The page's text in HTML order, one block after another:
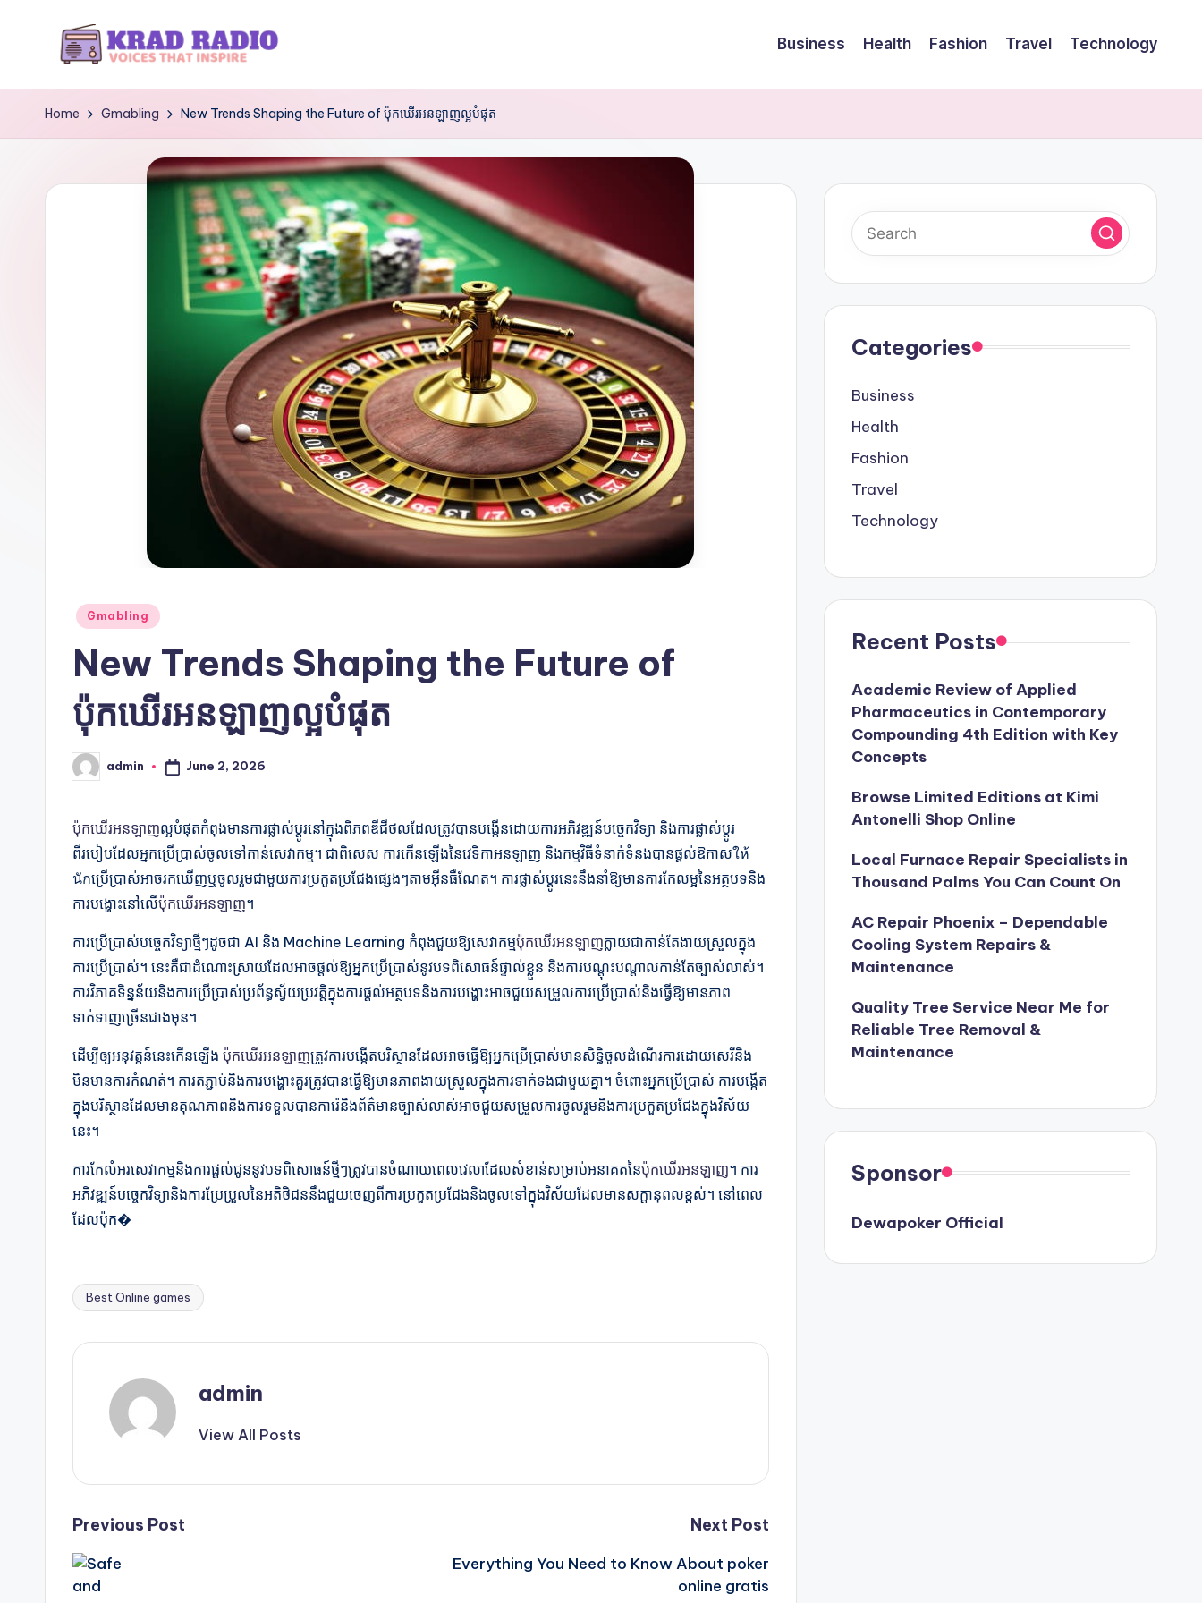
K
r
d
That
Business Health Fashion Travel Technology
Home Gmabling New Trends Shaping the Future of ប៉ុកឃើរអនឡាញល្អបំផុត
Posted
Gmabling
New Trends Shaping the Future of
ប៉ុកឃើរអនឡាញល្អបំផុត
Posted
by
admin June 2, 2026
ប៉ុកឃើរអនឡាញល្អបំផុតកំពុងមានការផ្លាស់ប្តូរនៅក្នុងពិភពឌីជីថលដែលត្រូវបានបង្កើនដោយការអភិវឌ្ឍន៍បច្ចេកវិទ្យា និងការផ្លាស់ប្តូរ
ពីរបៀបដែលអ្នកប្រើប្រាស់ចូលទៅកាន់សេវាកម្ម។ ជាពិសេស ការកើនឡើងនៃវេទិកាអនឡាញ និងកម្មវិធីទំនាក់ទំនងបានផ្តល់ឱកាសให้
นักប្រើប្រាស់អាចរកឃើញឬចូលរួមជាមួយការប្រកួតប្រជែងផ្សេងៗតាមអ៊ីនធឺណែត។ ការផ្លាស់ប្តូរនេះនឹងនាំឱ្យមានការកែលម្អនៃអត្ថបទនិង
ការបង្ហោះនៅលើប៉ុកឃើរអនឡាញ។
ការប្រើប្រាស់បច្ចេកវិទ្យាថ្មីៗដូចជា AI និង Machine Learning កំពុងជួយឱ្យសេវាកម្មប៉ុកឃើរអនឡាញក្លាយជាកាន់តែងាយស្រួលក្នុង
ការប្រើប្រាស់។ នេះគឺជាដំណោះស្រាយដែលអាចផ្តល់ឱ្យអ្នកប្រើប្រាស់នូវបទពិសោធន៍ផ្ទាល់ខ្លួន និងការបណ្តុះបណ្តាលកាន់តែច្បាស់លាស់។
ការវិភាគទិន្នន័យនិងការប្រើប្រាស់ប្រព័ន្ធស្វ័យប្រវត្តិក្នុងការផ្ដល់អត្ថបទនិងការបង្ហោះអាចជួយសម្រួលការប្រើប្រាស់និងធ្វើឱ្យមានភាព
ទាក់ទាញច្រើនជាងមុន។
ដើម្បីឲ្យអនុវត្តន៍នេះកើនឡើង ប៉ុកឃើរអនឡាញត្រូវការបង្កើតបរិស្ថានដែលអាចធ្វើឱ្យអ្នកប្រើប្រាស់មានសិទ្ធិចូលដំណើរការដោយសេរីនិង
មិនមានការកំណត់។ ការតភ្ជាប់និងការបង្ហោះគួរត្រូវបានធ្វើឱ្យមានភាពងាយស្រួលក្នុងការទាក់ទងជាមួយគ្នា។ ចំពោះអ្នកប្រើប្រាស់ ការបង្កើត
ក្នុងបរិស្ថានដែលមានគុណភាពនិងការទទួលបានការ៉េនិងព័ត៌មានច្បាស់លាស់អាចជួយសម្រួលការចូលរួមនិងការប្រកួតប្រជែងក្នុងវិស័យ
នេះ។
ការកែលំអរសេវាកម្មនិងការផ្តល់ជូននូវបទពិសោធន៍ថ្មីៗត្រូវបានចំណាយពេលវេលាដែលសំខាន់សម្រាប់អនាគតនៃប៉ុកឃើរអនឡាញ។ ការ
អភិវឌ្ឍន៍បច្ចេកវិទ្យានិងការប្រែប្រួលនៃអតិថិជននឹងជួយចេញពីការប្រកួតប្រជែងនិងចូលទៅក្នុងវិស័យដែលមានសក្តានុពលខ្ពស់។ នៅពេល
ដែលប៉ុក�
Tags:
Best Online games
admin
View All Posts
Post
navigation
Previous Post Next Post
Everything You Need to Know About poker
online gratis
Categories
Business
Health
Fashion
Travel
Technology
Recent Posts
Academic Review of Applied
Pharmaceutics in Contemporary
Compounding 4th Edition with Key
Concepts
Browse Limited Editions at Kimi
Antonelli Shop Online
Local Furnace Repair Specialists in
Thousand Palms You Can Count On
AC Repair Phoenix – Dependable
Cooling System Repairs &
Maintenance
Quality Tree Service Near Me for
Reliable Tree Removal &
Maintenance
Sponsor
Dewapoker Official